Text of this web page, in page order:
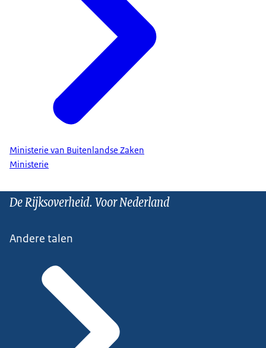
Ministerie van Buitenlandse Zaken
Ministerie
De Rijksoverheid. Voor Nederland
Andere talen